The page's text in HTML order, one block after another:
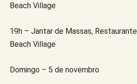
Beach Village
19h – Jantar de Massas,
Beach Village
Domingo – 5 de novembro